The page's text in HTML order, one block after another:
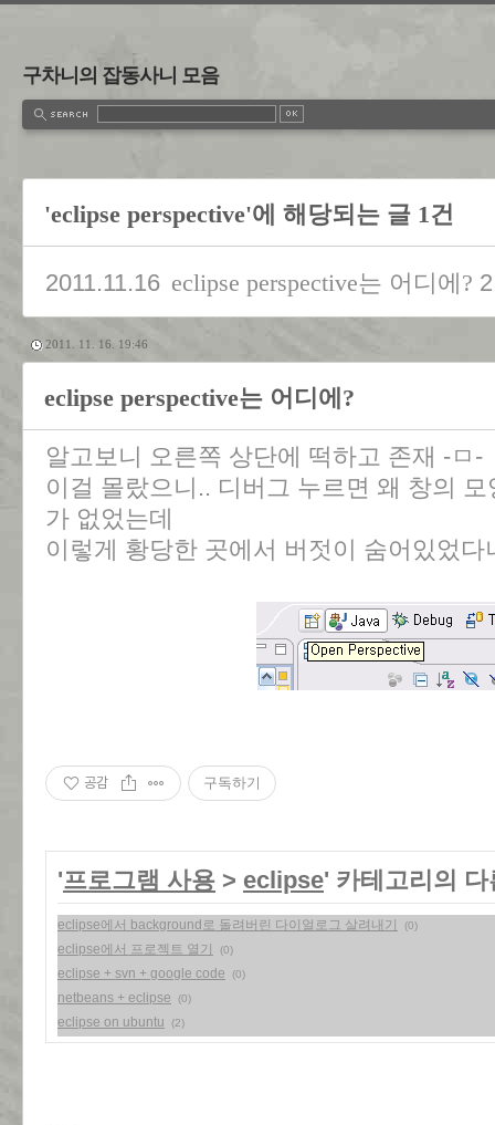
구차니의 잡동사니 모음
'eclipse perspective'에 해당되는 글 1건
2011.11.16 eclipse perspective는 어디에? 2
2011. 11. 16. 19:46
eclipse perspective는 어디에?
알고보니 오른쪽 상단에 떡하고 존재 -ㅁ-
이걸 몰랐으니.. 디버그 누르면 왜 창의
가 없었는데
이렇게 황당한 곳에서 버젓이 숨어있었다
공감 구독하기
'프로그램 사용 > eclipse' 카테고리의 다
eclipse에서 background로 돌려버린 다이얼로그 살려내기 (0)
eclipse에서 프로젝트 열기 (0)
eclipse + svn + google code (0)
netbeans + eclipse (0)
eclipse on ubuntu (2)